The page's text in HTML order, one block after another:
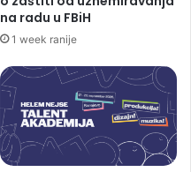
na radu u FBiH
1 week ranije